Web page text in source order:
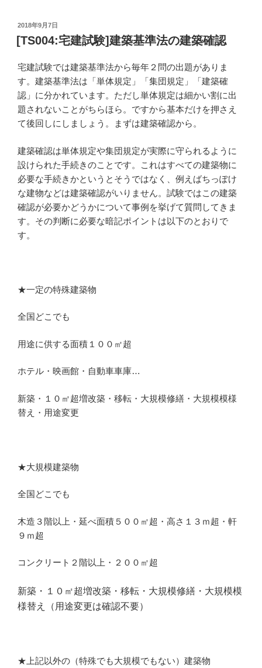
投
稿
日:
2018年9月7日
[TS004:宅建試験]建築基準法の建築確認
宅建試験では建築基準法から毎年２問の出題がありま
す。建築基準法は「単体規定」「集団規定」「建築確
認」に分かれています。ただし単体規定は細かい割に出
題されないことがちらほら。ですから基本だけを押さえ
て後回しにしましょう。まずは建築確認から。
建築確認は単体規定や集団規定が実際に守られるように
設けられた手続きのことです。これはすべての建築物に
必要な手続きかというとそうではなく、例えばちっぽけ
な建物などは建築確認がいりません。試験ではこの建築
確認が必要かどうかについて事例を挙げて質問してきま
す。その判断に必要な暗記ポイントは以下のとおりで
す。
★一定の特殊建築物
全国どこでも
用途に供する面積１００㎡超
ホテル・映画館・自動車車庫…
新築・１０㎡超増改築・移転・大規模修繕・大規模模様
替え・用途変更
★大規模建築物
全国どこでも
木造３階以上・延べ面積５００㎡超・高さ１３ｍ超・軒
９ｍ超
コンクリート２階以上・２００㎡超
新築・１０㎡超増改築・移転・大規模修繕・大規模模
様替え（用途変更は確認不要）
★上記以外の（特殊でも大規模でもない）建築物